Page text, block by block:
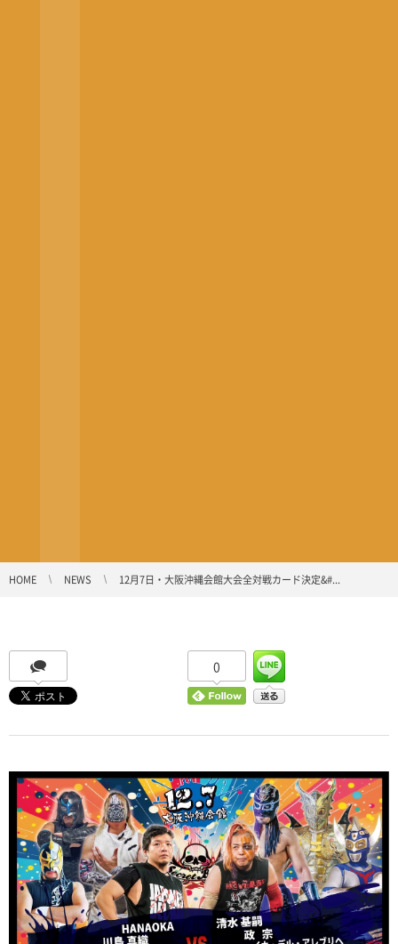
HOME NEWS 12月7日・大阪沖縄会館大会全対戦カード決定&#...
0